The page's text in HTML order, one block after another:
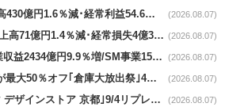
AOKI news｜第1Q売上高430億円1.6％減･経常利益54.6％減 (2026.08.07)
はるやまnews｜第1Q売上高71億円1.4％減･経常損失4億3800万円 (2026.08.07)
バローnews｜第１Q営業収益2434億円9.9％増/SM事業15.5％増と絶好調 (2026.08.07)
島忠news｜展示品家具が最大50％オフ｢倉庫大放出祭｣4店舗限定で開催 (2026.08.07)
ロフトnews｜新生｢モマ デザインストア 京都｣9/4リプレイスオープン (2026.08.07)